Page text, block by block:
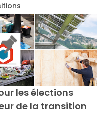
les élections
de la transition